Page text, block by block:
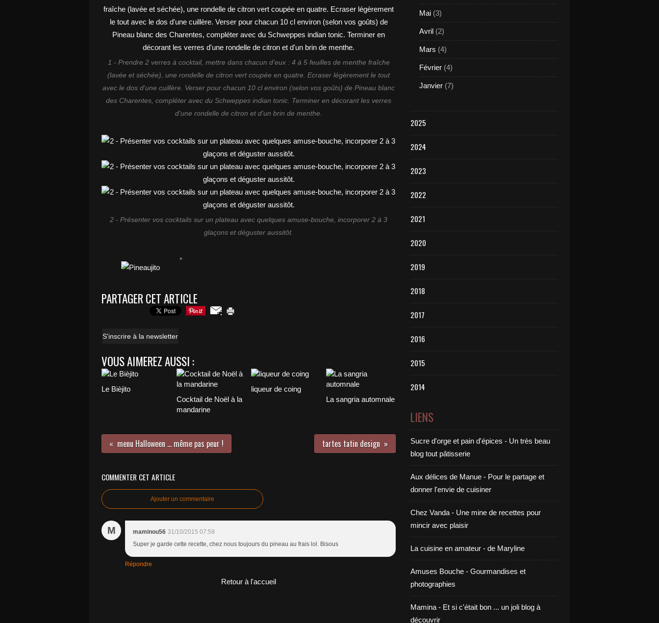
1 - Prendre 2 verres à cocktail, mettre dans chacun d'eux : 4 à 5 feuilles de menthe fraîche
(lavée et séchée), une rondelle de citron vert coupée en quatre. Ecraser légèrement le tout
avec le dos d'une cuillère. Verser pour chacun 10 cl environ (selon vos goûts) de Pineau blanc
des Charentes, compléter avec du Schweppes indian tonic. Terminer en décorant les verres
d'une rondelle de citron et d'un brin de menthe.
2 - Présenter vos cocktails sur un plateau avec quelques amuse-bouche, incorporer 2 à 3
glaçons et déguster aussitôt.
*
PARTAGER CET ARTICLE
S'inscrire à la newsletter
VOUS AIMEREZ AUSSI :
Le Bièjito
Cocktail de Noël à la
mandarine
liqueur de coing
La sangria automnale
menu Halloween ... même pas peur ! tartes tatin design
COMMENTER CET ARTICLE
Ajouter un commentaire
M maminou56 31/10/2015 07:59
Super je garde cette recette, chez nous toujours du pineau au frais lol. Bisous
Répondre
Retour à l'accueil
Mai (3)
Avril (2)
Mars (4)
Février (4)
Janvier (7)
2025
2024
2023
2022
2021
2020
2019
2018
2017
2016
2015
2014
LIENS
Sucre d'orge et pain d'épices - Un très beau
blog tout pâtisserie
Aux délices de Manue - Pour le partage et
donner l'envie de cuisiner
Chez Vanda - Une mine de recettes pour
mincir avec plaisir
La cuisine en amateur - de Maryline
Amuses Bouche - Gourmandises et
photographies
Mamina - Et si c'était bon ... un joli blog à
découvrir